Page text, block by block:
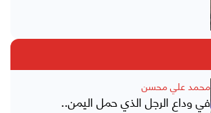
محمد علي محسن
في وداع الرجل الذي حمل اليمن..